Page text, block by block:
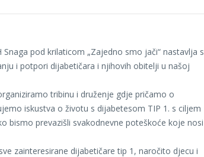
Snaga pod krilaticom „Zajedno smo jači“ nastavlja s
i potpori dijabetičara i njihovih obitelji u našoj
tribinu i druženje gdje pričamo o
iskustva o životu s dijabetesom TIP 1. s ciljem
bismo prevazišli svakodnevne poteškoće koje nosi
zainteresirane dijabetičare tip 1, naročito djecu i